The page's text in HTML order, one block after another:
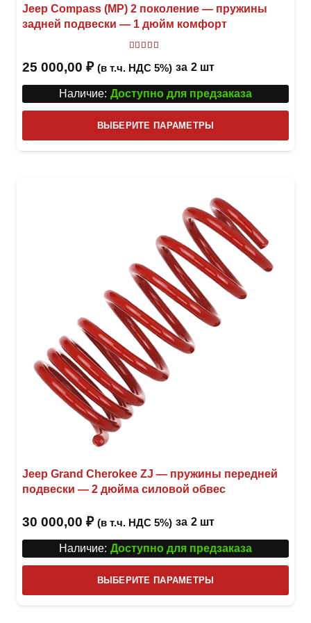
Jeep Compass (MP) 2 поколение — пружины
задней подвески — 1 дюйм комфорт
25 000,00 ₽ (в т.ч. НДС 5%) за 2 шт
Наличие: Доступно для предзаказа
ВЫБЕРИТЕ ПАРАМЕТРЫ
товар
Jeep Grand Cherokee ZJ — пружины передней
подвески — 2 дюйма силовой обвес
30 000,00 ₽ (в т.ч. НДС 5%) за 2 шт
Наличие: Доступно для предзаказа
ВЫБЕРИТЕ ПАРАМЕТРЫ
товар